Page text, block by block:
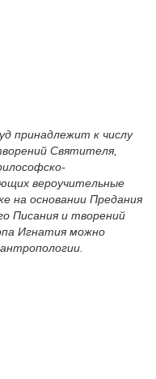
принадлежит к числу
Святителя,
вероучительные
на основании Предания
Писания и творений
Игнатия можно